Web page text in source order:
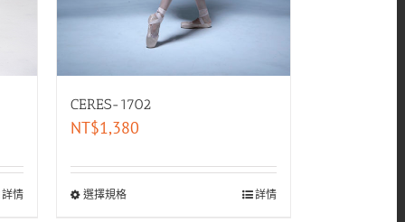
詳情
CERES-1702
NT$1,380
選擇規格 詳情